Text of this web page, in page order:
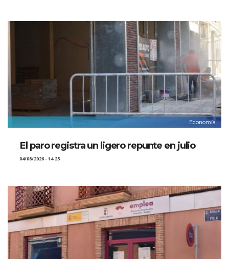
Economía
El paro registra un ligero repunte en julio
04/08/2026 - 14:25